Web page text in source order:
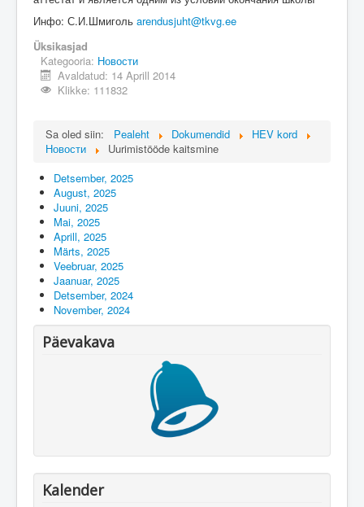
Üldinfo
Kontakt
Login
Инфо: С.И.Шмиголь arendusjuht@tkvg.ee
Üksikasjad
Kategooria: Новости
Avaldatud: 14 Aprill 2014
Klikke: 111832
Sa oled siin: Pealeht Dokumendid
HEV kord
Новости
Uurimistööde kaitsmine
Detsember, 2025
August, 2025
Juuni, 2025
Mai, 2025
Aprill, 2025
Märts, 2025
Veebruar, 2025
Jaanuar, 2025
Detsember, 2024
November, 2024
Päevakava
Kalender